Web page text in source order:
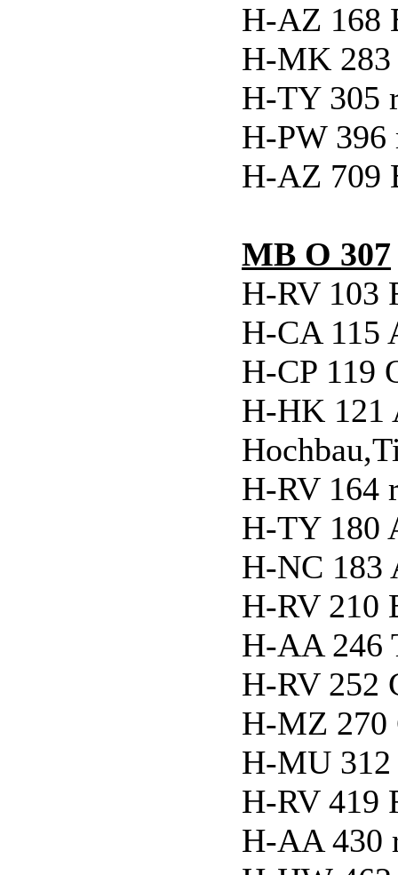
H-AZ 168
H-MK
H-TY 305
H-PW 396
H-AZ 709
MB O 307
H-RV 103
H-CA 115
H-CP 119
H-HK 121
H-RV 164
H-TY 180
H-NC 183
H-RV 210
H-AA 246
H-RV 252
H-MZ 270
H-MU 312
H-RV 419
H-AA 430